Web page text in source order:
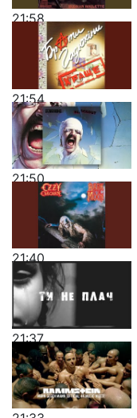
21:58
21:54
21:50
21:40
21:37